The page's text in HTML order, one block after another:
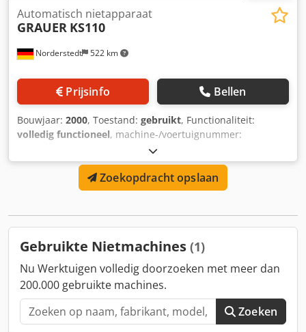
Norderstedt 522 km
Automatisch nietapparaat
GRAUER KS110
Prijsinfo Bellen
Bouwjaar: 2000, Toestand: gebruikt, Functionaliteit:
volledig functioneel, machine-/voertuignummer:
, Offerte nummer: D02I/8325 Type machine:
Automatische nietmachine Merk: GRAUER Type: KS110
Bouwjaar: 2000 Diameter bereik: 0,4-2,4 mm Invoerlengte:
12-110 mm Beenlengte: max 75 mm Werkbreedte: 40 mm
Duitsland
Zoekopdracht opslaan
Gebruikte Nietmachines (1)
Nu Werktuigen volledig doorzoeken met meer dan
200.000 gebruikte machines.
Zoeken